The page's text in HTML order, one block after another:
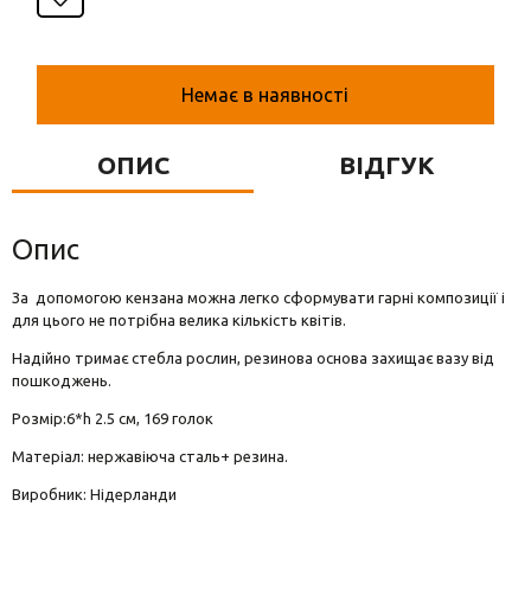
Вази для квітів
Фігурки та статуетки
Немає в наявності
ОПИС ВІДГУК
Опис
За допомогою кензана можна легко сформувати гарні композиції і
для цього не потрібна велика кількість квітів.
Надійно тримає стебла рослин, резинова основа захищає вазу від
пошкоджень.
Розмір:6*h 2.5 см, 169 голок
Матеріал: нержавіюча сталь+ резина.
Виробник: Нідерланди